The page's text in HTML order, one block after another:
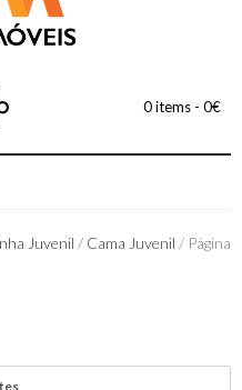
0 items - 0€
Juvenil / Cama Juvenil / Página